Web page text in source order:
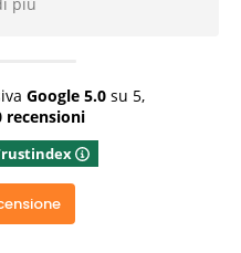
non pochi problemi
e delle relative
👏👏👏👍
x una recensione
ancora
più
Google 5.0su 5,
recensioni